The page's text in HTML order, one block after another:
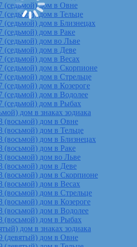
(седьмой) дом в Овне
(седьмой) дом в Тельце
(седьмой) дом в Близнецах
(седьмой) дом в Раке
(седьмой) дом во Льве
(седьмой) дом в Деве
(седьмой) дом в Весах
(седьмой) дом в Скорпионе
(седьмой) дом в Стрельце
(седьмой) дом в Козероге
(седьмой) дом в Водолее
(седьмой) дом в Рыбах
дом в знаках зодиака
(восьмой) дом в Овне
(восьмой) дом в Тельце
(восьмой) дом в Близнецах
(восьмой) дом в Раке
(восьмой) дом во Льве
(восьмой) дом в Деве
(восьмой) дом в Скорпионе
(восьмой) дом в Весах
(восьмой) дом в Стрельце
(восьмой) дом в Козероге
(восьмой) дом в Водолее
(восьмой) дом в Рыбах
дом в знаках зодиака
(девятый) дом в Овне